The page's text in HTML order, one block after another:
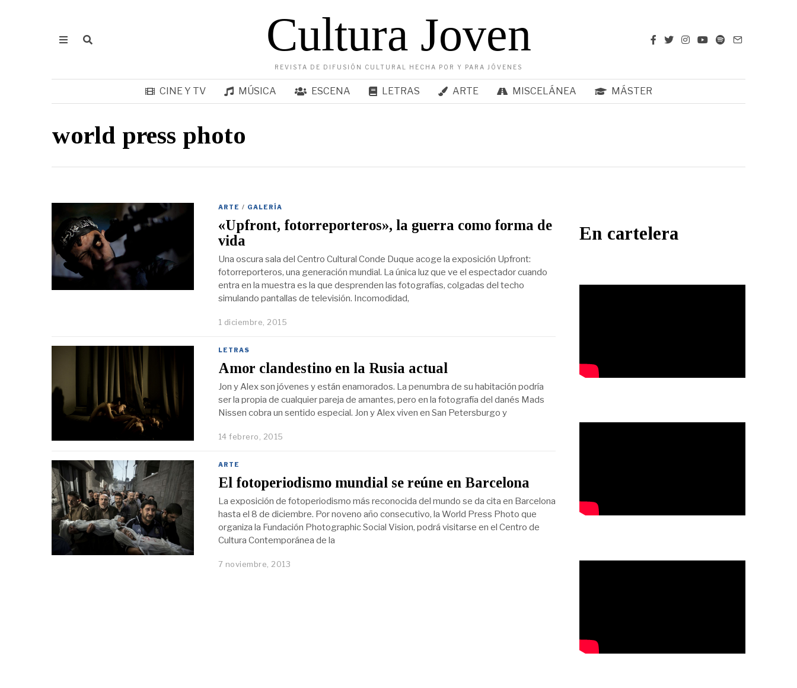
Cultura Joven
REVISTA DE DIFUSIÓN CULTURAL HECHA POR Y PARA JÓVENES
CINE Y TV MÚSICA ESCENA LETRAS ARTE MISCELÁNEA MÁSTER
world press photo
ARTE / GALERÍA
«Upfront, fotorreporteros», la guerra como forma de
vida
Una oscura sala del Centro Cultural Conde Duque acoge la exposición Upfront:
fotorreporteros, una generación mundial. La única luz que ve el espectador cuando
entra en la muestra es la que desprenden las fotografías, colgadas del techo
simulando pantallas de televisión. Incomodidad,
1 diciembre, 2015
LETRAS
Amor clandestino en la Rusia actual
Jon y Alex son jóvenes y están enamorados. La penumbra de su habitación podría
ser la propia de cualquier pareja de amantes, pero en la fotografía del danés Mads
Nissen cobra un sentido especial. Jon y Alex viven en San Petersburgo y
14 febrero, 2015
ARTE
El fotoperiodismo mundial se reúne en Barcelona
La exposición de fotoperiodismo más reconocida del mundo se da cita en Barcelona
hasta el 8 de diciembre. Por noveno año consecutivo, la World Press Photo que
organiza la Fundación Photographic Social Vision, podrá visitarse en el Centro de
Cultura Contemporánea de la
7 noviembre, 2013
En cartelera